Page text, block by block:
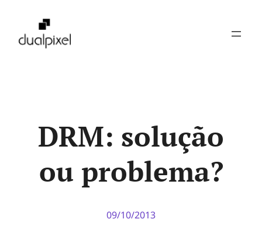
DRM: solução
ou problema?
09/10/2013